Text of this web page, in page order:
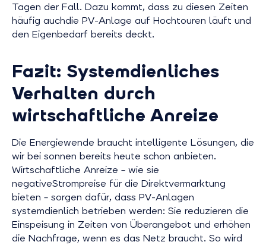
Tagen der Fall. Dazu kommt, dass zu diesen Zeiten
häufig auchdie PV-Anlage auf Hochtouren läuft und
den Eigenbedarf bereits deckt.
Fazit: Systemdienliches
Verhalten durch
wirtschaftliche Anreize
Die Energiewende braucht intelligente Lösungen, die
wir bei sonnen bereits heute schon anbieten.
Wirtschaftliche Anreize – wie sie
negativeStrompreise für die Direktvermarktung
bieten – sorgen dafür, dass PV-Anlagen
systemdienlich betrieben werden: Sie reduzieren die
Einspeisung in Zeiten von Überangebot und erhöhen
die Nachfrage, wenn es das Netz braucht. So wird